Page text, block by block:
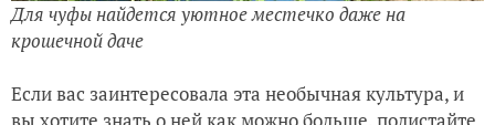
Для чуфы найдется уютное местечко даже на
крошечной даче
Если вас заинтересовала эта необычная культура, и